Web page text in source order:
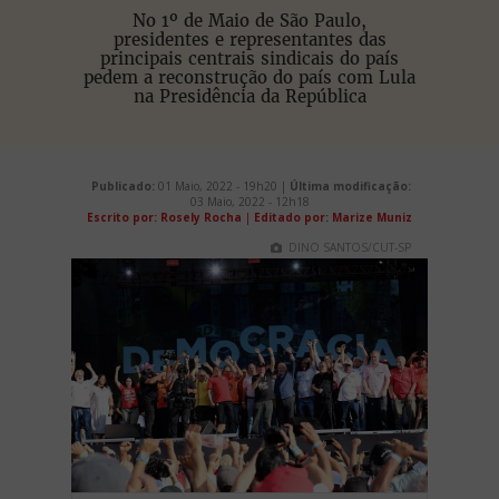
No 1º de Maio de São Paulo,
presidentes e representantes das
principais centrais sindicais do país
pedem a reconstrução do país com Lula
na Presidência da República
Publicado: 01 Maio, 2022 - 19h20 | Última modificação:
03 Maio, 2022 - 12h18
Escrito por: Rosely Rocha | Editado por: Marize Muniz
DINO SANTOS/CUT-SP